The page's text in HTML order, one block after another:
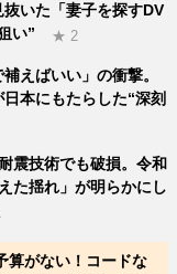
いた「妻子を探すDV
い”
★ 2
えばいい」の衝撃。
本にもたらした“深刻
震技術でも破損。令和
た揺れ」が明らかにし
算がない！コードな